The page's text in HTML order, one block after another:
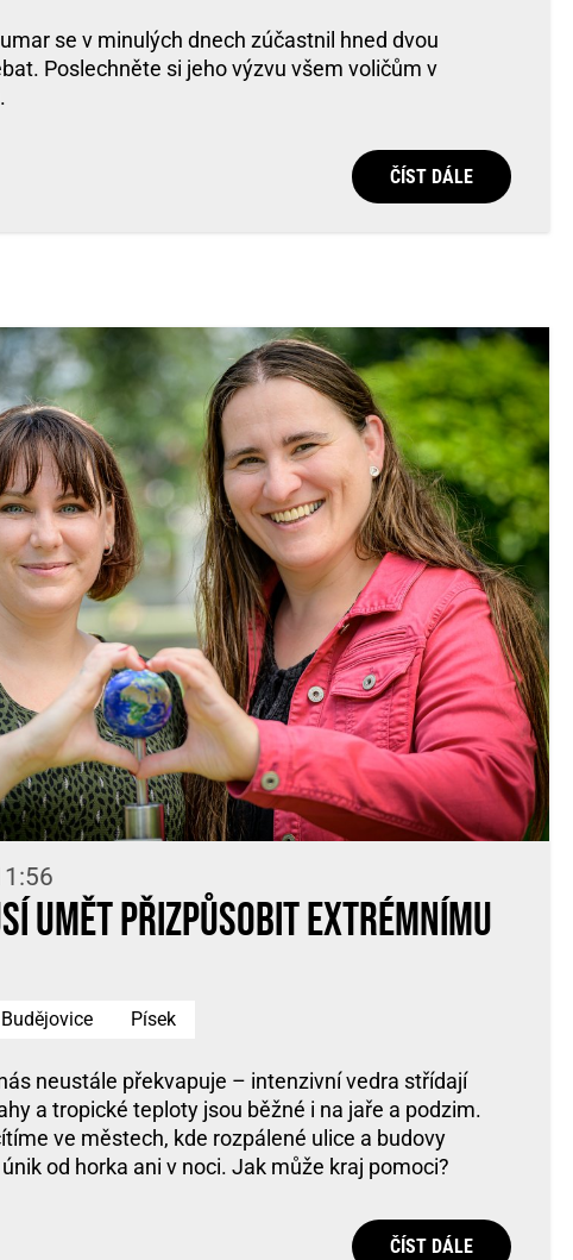
se v minulých dnech zúčastnil hned dvou
Poslechněte si jeho výzvu všem voličům v
ČÍST DÁLE
umět přizpůsobit extrémnímu
Písek
neustále překvapuje – intenzivní vedra střídají
a tropické teploty jsou běžné i na jaře a podzim.
ve městech, kde rozpálené ulice a budovy
od horka ani v noci. Jak může kraj pomoci?
ČÍST DÁLE